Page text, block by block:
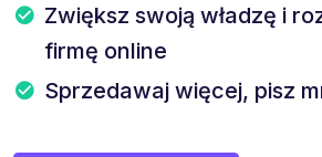
Zwiększ swoją władzę i
firmę online
Sprzedawaj więcej, pisz